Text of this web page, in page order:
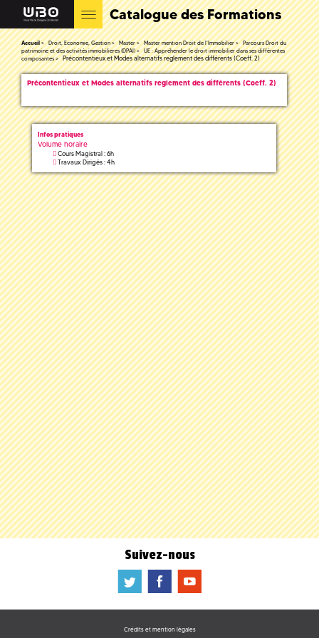
Catalogue des Formations
Accueil Droit, Economie, Gestion Master Master mention Droit de l'Immobilier
Parcours Droit du
patrimoine et des activités immobilieres (DPAI)
UE : Appréhender le droit immobilier dans ses différentes
composantes
Précontentieux et Modes alternatifs reglement des différents (Coeff. 2)
Précontentieux et Modes alternatifs reglement des différents (Coeff. 2)
Infos pratiques
Volume horaire
Cours Magistral : 6h
Travaux Dirigés : 4h
Suivez-nous
a b f
Crédits et mention légales